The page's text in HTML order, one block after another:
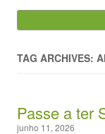
TAG ARCHIVES:
Passe a ter
junho 11, 2026